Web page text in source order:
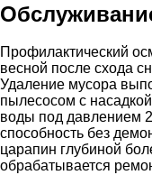
Профилактический
весной после схода
Удаление мусора
пылесосом с
воды под давлением
способность без
царапин глубиной
обрабатывается